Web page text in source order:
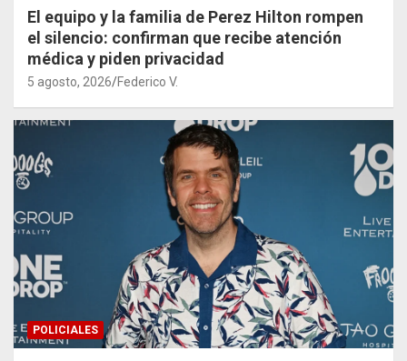
El equipo y la familia de Perez Hilton rompen
el silencio: confirman que recibe atención
médica y piden privacidad
5 agosto, 2026 Federico V.
POLICIALES